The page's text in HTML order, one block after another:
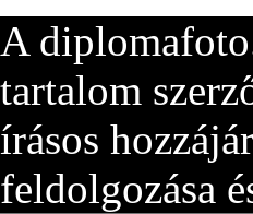
A
tartalom
írásos
feldolgozása